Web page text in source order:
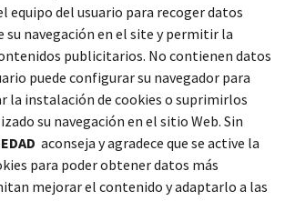
equipo del usuario para recoger datos
su navegación en el site y permitir la
publicitarios. No contienen datos
puede configurar su navegador para
la instalación de cookies o suprimirlos
su navegación en el sitio Web. Sin
aconseja y agradece que se active la
para poder obtener datos más
mejorar el contenido y adaptarlo a las